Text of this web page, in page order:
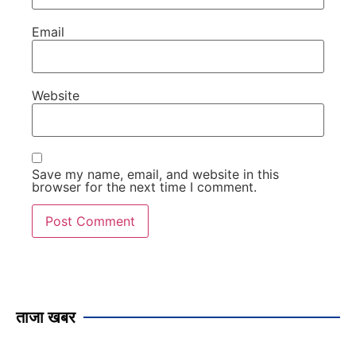
Email
Website
Save my name, email, and website in this
browser for the next time I comment.
ताजा खबर